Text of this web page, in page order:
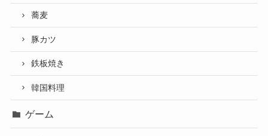
蕎麦
豚カツ
鉄板焼き
韓国料理
ゲーム